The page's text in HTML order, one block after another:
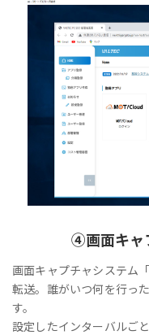
④画面キ
画面キャプチャシステム
転送。誰がいつ何を行っ
す。
設定したインターバルご